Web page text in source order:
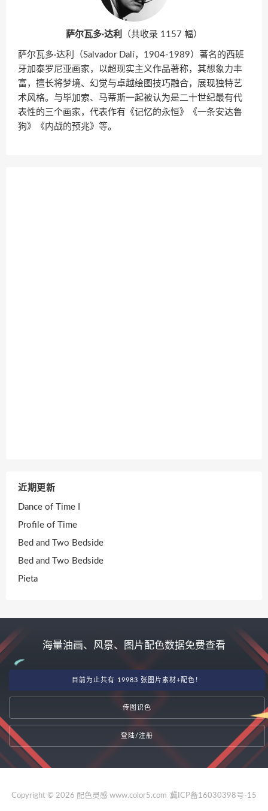
萨尔瓦多·达利 （共收录 1157 幅）
萨尔瓦多·达利（Salvador Dalí，1904-1989）著名的西班
牙加泰罗尼亚画家，以超现实主义作品著称，其想象力丰
富，擅长将梦境、幻觉与卓越绘图技巧融合，展现独特艺
术风格。与毕加索、马蒂斯一起被认为是二十世纪最有代
表性的三个画家，代表作有《记忆的永恒》《一条安达鲁
狗》《内战的预兆》等。
近期更新
Dance of Time I
Profile of Time
Bed and Two Bedside
Bed and Two Bedside
Pieta
海量油画、风景、图片配色数据免费查看
目前为止共有 19983 张图片素材+配色！
传图识色
登陆/注册
Copyright © 2026 配色灵感 www.color5.com 冀ICP备16030398号-15